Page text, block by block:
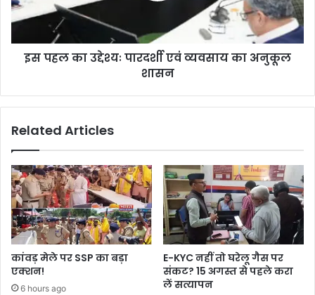
इस पहल का उद्देश्यः पारदर्शी एवं व्यवसाय का अनुकूल
शासन
Related Articles
कांवड़ मेले पर SSP का बड़ा
एक्शन!
6 hours ago
E-KYC नहीं तो घरेलू गैस पर
संकट? 15 अगस्त से पहले करा
लें सत्यापन